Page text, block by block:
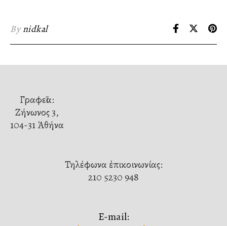
Bynidkal
Γραφεῖα:
Ζήνωνος 3,
104-31 Ἀθήνα
Τηλέφωνα ἐπικοινωνίας:
210 5230 948
E-mail: